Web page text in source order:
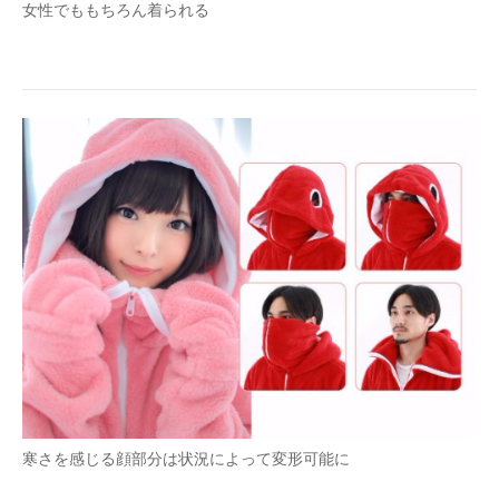
女性でももちろん着られる
寒さを感じる顔部分は状況によって変形可能に